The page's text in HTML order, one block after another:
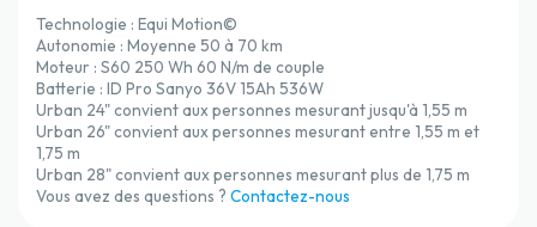
Technologie : Equi Motion©
Autonomie : Moyenne 50 à 70 km
Moteur : S60 250 Wh 60 N/m de couple
Batterie : ID Pro Sanyo 36V 15Ah 536W
Urban 24" convient aux personnes mesurant jusqu'à 1,55 m
Urban 26" convient aux personnes mesurant entre 1,55 m et
1,75 m
Urban 28" convient aux personnes mesurant plus de 1,75 m
Vous avez des questions ? Contactez-nous